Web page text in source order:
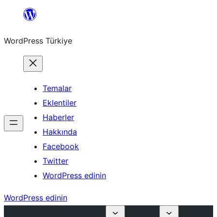
İçeriğe
WordPress Türkiye
Temalar
Eklentiler
Haberler
Hakkında
Facebook
Twitter
WordPress edinin
WordPress edinin